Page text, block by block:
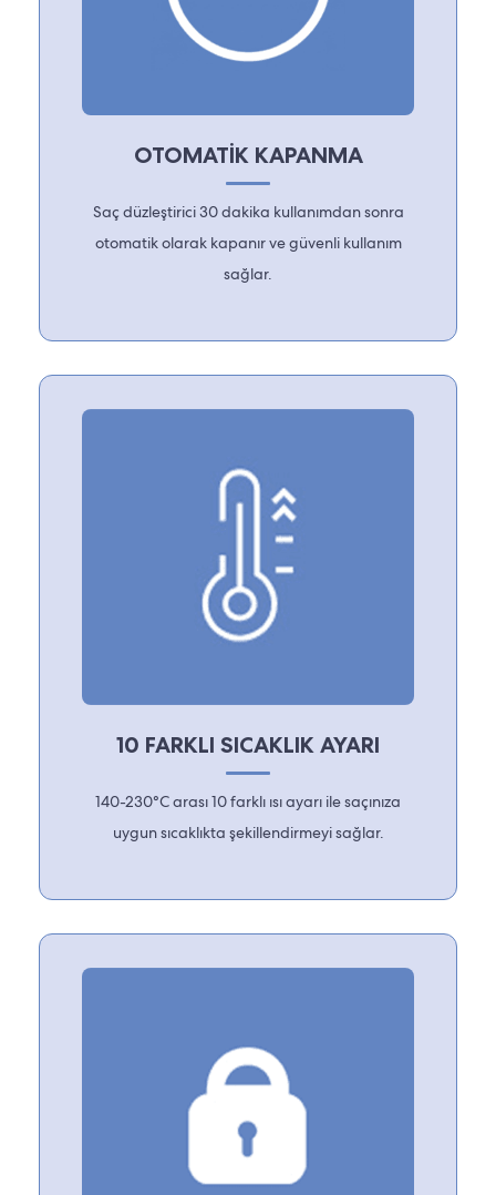
OTOMATİK KAPANMA
Saç düzleştirici 30 dakika kullanımdan sonra
otomatik olarak kapanır ve güvenli kullanım
sağlar.
10 FARKLI SICAKLIK AYARI
140-230°C arası 10 farklı ısı ayarı ile saçınıza
uygun sıcaklıkta şekillendirmeyi sağlar.